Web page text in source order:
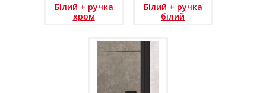
Білий + ручка
хром
Білий + ручка
білий